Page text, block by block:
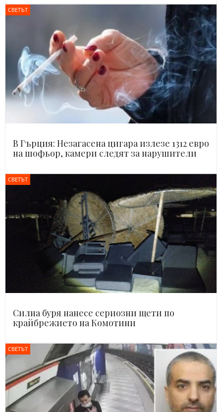
СВЕТЪТ
В Гърция: Незагасена цигара излезе 1312 евро
на шофьор, камери следят за нарушители
СВЕТЪТ
Силна буря нанесе сериозни щети по
крайбрежието на Комотини
СВЕТЪТ